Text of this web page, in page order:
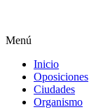
Menú
Inicio
Oposiciones
Ciudades
Organismo